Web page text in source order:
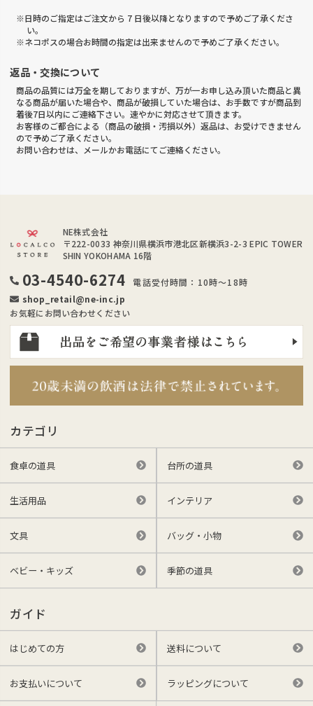
※日時のご指定はご注文から 7 日後以降となりますので予めご了承くださ
い。
※ネコポスの場合お時間の指定は出来ませんので予めご了承ください。
返品・交換について
商品の品質には万全を期しておりますが、万が一お申し込み頂いた商品と異
なる商品が届いた場合や、商品が破損していた場合は、お手数ですが商品到
着後7日以内にご連絡下さい。速やかに対応させて頂きます。
お客様のご都合による（商品の破損・汚損以外）返品は、お受けできません
ので予めご了承ください。
お問い合わせは、メールかお電話にてご連絡ください。
NE株式会社
〒222-0033 神奈川県横浜市港北区新横浜3-2-3 EPIC TOWER
SHIN YOKOHAMA 16階
03-4540-6274
電話受付時間：10時～18時
shop_retail@ne-inc.jp
お気軽にお問い合わせください
カテゴリ
食卓の道具 台所の道具
生活用品 インテリア
文具 バッグ・小物
ベビー・キッズ 季節の道具
ガイド
はじめての方 送料について
お支払いについて ラッピングについて